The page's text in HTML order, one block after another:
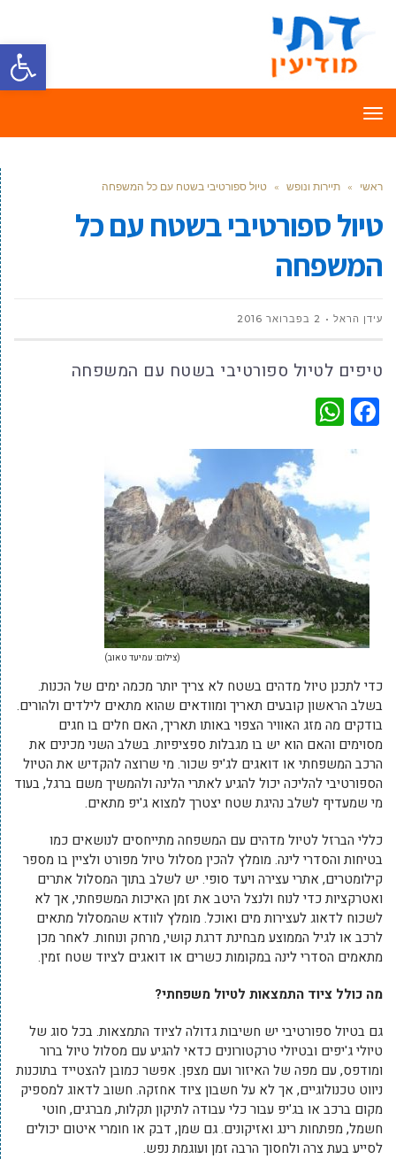
פתח
תפריט
ראשי » תיירות ונופש » טיול ספורטיבי בשטח עם כל המשפחה
טיול ספורטיבי בשטח עם כל
המשפחה
עידן הראל 2 בפברואר 2016
טיפים לטיול ספורטיבי בשטח עם המשפחה
Facebook
(צילום: עמיעד טאוב)
כדי לתכנן טיול מדהים בשטח לא צריך יותר מכמה ימים של הכנות.
בשלב הראשון קובעים תאריך ומוודאים שהוא מתאים לילדים ולהורים.
בודקים מה מזג האוויר הצפוי באותו תאריך, האם חלים בו חגים
מסוימים והאם הוא יש בו מגבלות ספציפיות. בשלב השני מכינים את
הרכב המשפחתי או דואגים לג'יפ שכור. מי שרוצה להקדיש את הטיול
הספורטיבי להליכה יכול להגיע לאתרי הלינה ולהמשיך משם ברגל, בעוד
מי שמעדיף לשלב נהיגת שטח יצטרך למצוא ג'יפ מתאים.
כללי הברזל לטיול מדהים עם המשפחה מתייחסים לנושאים כמו
בטיחות והסדרי לינה. מומלץ להכין מסלול טיול מפורט ולציין בו מספר
קילומטרים, אתרי עצירה ויעד סופי. יש לשלב בתוך המסלול אתרים
ואטרקציות כדי לנוח ולנצל היטב את זמן האיכות המשפחתי, אך לא
לשכוח לדאוג לעצירות מים ואוכל. מומלץ לוודא שהמסלול מתאים
לרכב או לגיל הממוצע מבחינת דרגת קושי, מרחק ונוחות. לאחר מכן
מתאמים הסדרי לינה במקומות כשרים או דואגים לציוד שטח זמין.
מה כולל ציוד התמצאות לטיול משפחתי?
גם בטיול ספורטיבי יש חשיבות גדולה לציוד התמצאות. בכל סוג של
טיולי ג'יפים ובטיולי טרקטורונים כדאי להגיע עם מסלול טיול ברור
ומודפס, עם מפה של האיזור ועם מצפן. אפשר כמובן להצטייד בתוכנות
ניווט טכנולוגיים, אך לא על חשבון ציוד אחזקה. חשוב לדאוג למספיק
מקום ברכב או בג'יפ עבור כלי עבודה לתיקון תקלות, מברגים, חוטי
חשמל, מפתחות רינג ואזיקונים. גם שמן, דבק או חומרי איטום יכולים
לסייע בעת צרה ולחסוך הרבה זמן ועוגמת נפש.